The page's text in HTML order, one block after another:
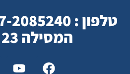
המסילה 23 , נשר